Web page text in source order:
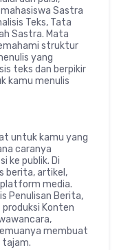
Sastra
Teks, Tata
Sastra. Mata
struktur
yang
teks dan berpikir
kamu menulis
untuk kamu yang
caranya
ke publik. Di
berita, artikel,
media.
Penulisan Berita,
Konten
membuat
tajam.